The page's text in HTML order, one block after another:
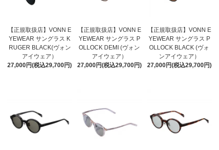
【正規取扱店】VONN E
YEWEAR サングラス K
RUGER BLACK(ヴォン
アイウェア）
27,000円(税込29,700円)
【正規取扱店】VONN E
YEWEAR サングラス P
OLLOCK DEMI (ヴォン
アイウェア）
27,000円(税込29,700円)
【正規取扱店】VONN E
YEWEAR サングラス P
OLLOCK BLACK (ヴォ
ンアイウェア）
27,000円(税込29,700円)